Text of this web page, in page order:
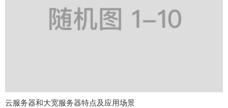
云服务器和大宽服务器特点及应用场景